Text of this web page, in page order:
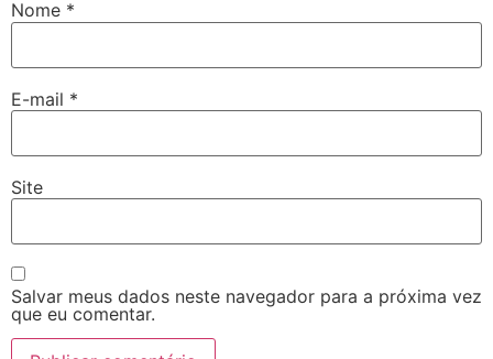
Nome *
E-mail *
Site
Salvar meus dados neste navegador para a próxima vez
que eu comentar.